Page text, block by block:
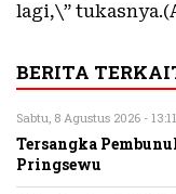
lagi,\”
BERITA
Sabtu, 8 Agustus 2026 -
Tersangka
Pringsewu